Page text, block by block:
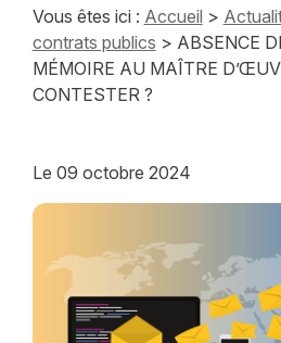
Vous êtes ici : Accueil >
contrats publics > ABSENCE
MÉMOIRE AU MAÎTRE
CONTESTER ?
Le 09 octobre 2024